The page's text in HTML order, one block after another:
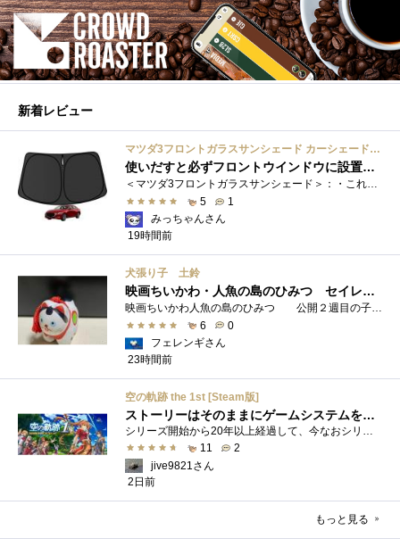
新着レビュー
マツダ3フロントガラスサンシェード カーシェード 車用 フロントウィンドウさんしえーど 遮光 断熱 カスタムパーツ 車種専用設計 折り畳み式 取付簡単 収納袋付き
使いだすと必ずフロントウインドウに設置する習慣がつきます
＜マツダ3フロントガラスサンシェード＞：・これまで使用していたサンシェードでも使用できるのですが、車内に蛇腹に畳んだサンシェード は�...
5
1
みっちゃんさん
19時間前
犬張り子 土鈴
映画ちいかわ・人魚の島のひみつ セイレーンのモデルは犬だった？
6
0
フェレンギさん
23時間前
空の軌跡 the 1st [Steam版]
ストーリーはそのままにゲームシステムを現代化
11
2
jive9821さん
2日前
もっと見る